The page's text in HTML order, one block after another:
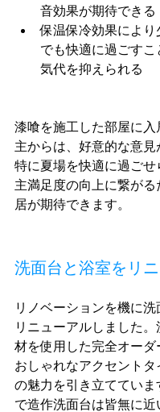
音効果が期待できる
保温保冷効果により
でも快適に過ごすこ
気代を抑えられる
漆喰を施工した部屋に入
主からは、好意的な意見
特に夏場を快適に過ごせ
主満足度の向上に繋がる
居が期待できます。
洗面台と浴室をリ
リノベーションを機に
リニューアルしました
材を使用した完全オーダ
おしゃれなアクセントタ
の魅力を引き立てていま
で造作洗面台は皆無に近